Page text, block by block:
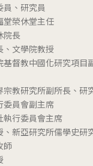
、研究員
堂榮休堂主任
院長
、文學院教授
督教中國化研究項目
教研究所副所長、研
委員會副主席
執行委員會主席
新亞研究所儒學史研
師